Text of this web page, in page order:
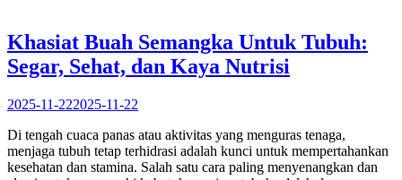
Liar
yang
Menyimpan
Kesehatan”
Khasiat Buah Semangka Untuk Tubuh:
Segar, Sehat, dan Kaya Nutrisi
2025-11-222025-11-22
Di tengah cuaca panas atau aktivitas yang menguras tenaga,
menjaga tubuh tetap terhidrasi adalah kunci untuk mempertahankan
kesehatan dan stamina. Salah satu cara paling menyenangkan dan